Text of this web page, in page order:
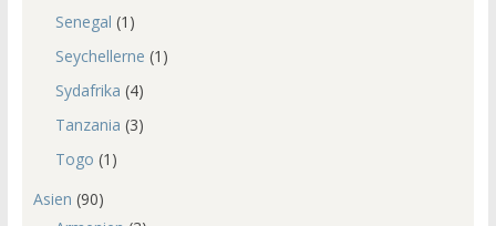
Senegal (1)
Seychellerne (1)
Sydafrika (4)
Tanzania (3)
Togo (1)
Asien (90)